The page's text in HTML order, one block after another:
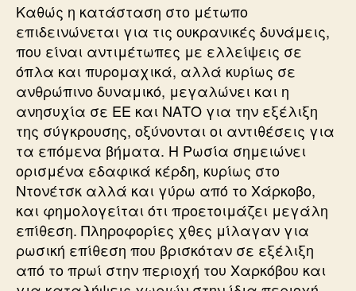
Καθώς η κατάσταση στο μέτωπο
επιδεινώνεται για τις ουκρανικές δυνάμεις,
που είναι αντιμέτωπες με ελλείψεις σε
όπλα και πυρομαχικά, αλλά κυρίως σε
ανθρώπινο δυναμικό, μεγαλώνει και η
ανησυχία σε ΕΕ και ΝΑΤΟ για την εξέλιξη
της σύγκρουσης, οξύνονται οι αντιθέσεις για
τα επόμενα βήματα. Η Ρωσία σημειώνει
ορισμένα εδαφικά κέρδη, κυρίως στο
Ντονέτσκ αλλά και γύρω από το Χάρκοβο,
και φημολογείται ότι προετοιμάζει μεγάλη
επίθεση. Πληροφορίες χθες μίλαγαν για
ρωσική επίθεση που βρισκόταν σε εξέλιξη
από το πρωί στην περιοχή του Χαρκόβου και